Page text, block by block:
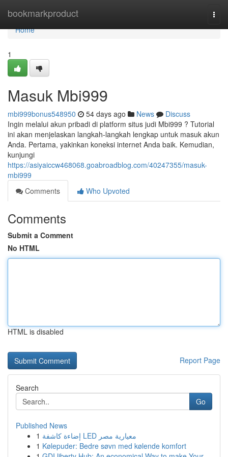
bookmarkproduct
Home
Home
1
Masuk Mbi999
mbi999bonus548950 54 days ago News
Discuss
Ingin melalui akun pribadi di platform situs judi Mbi999 ? Tutorial
ini akan menjelaskan langkah-langkah lengkap untuk masuk akun
Anda. Pertama, yakinkan koneksi internet Anda baik. Kemudian,
kunjungi
https://asiyaiccw468068.goabroadblog.com/40247355/masuk-
mbi999
Comments
Who Upvoted
Comments
Submit a Comment
No HTML
HTML is disabled
Report Page
Search
Go
Published News
1
إضاءة كاشفة LED معيارية مصر
1 Kølepuder: Bedre søvn med kølende komfort